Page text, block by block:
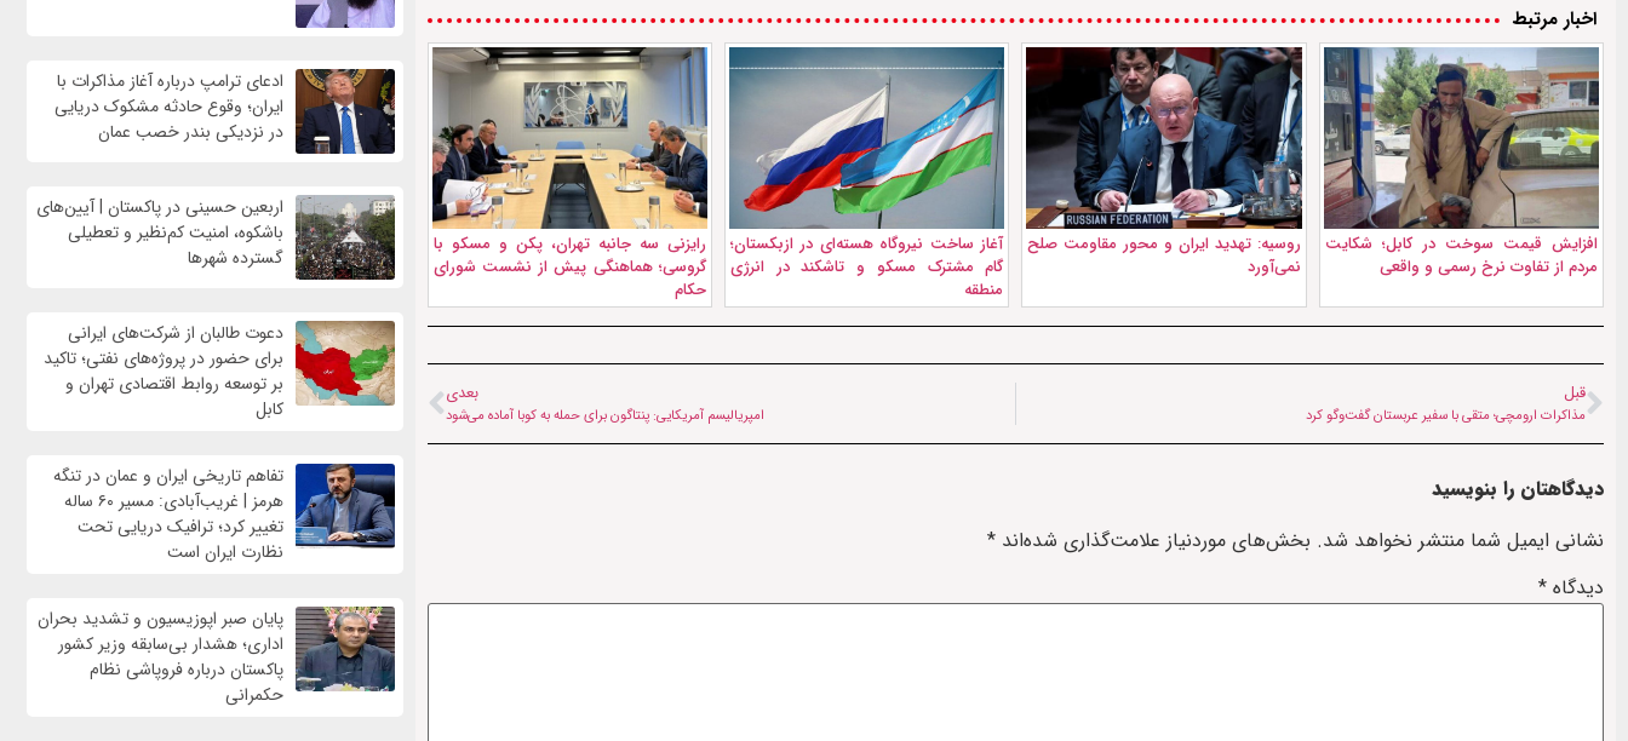
اخبار مرتبط
افزایش قیمت سوخت در کابل؛ شکایت
مردم از تفاوت نرخ رسمی و واقعی
روسیه: تهدید ایران و محور مقاومت صلح
نمی‌آورد
آغاز ساخت نیروگاه هسته‌ای در ازبکستان؛
گام مشترک مسکو و تاشکند در انرژی
منطقه
رایزنی سه جانبه تهران، پکن و مسکو با
گروسی؛ هماهنگی پیش از نشست شورای
حکام
قبل
مذاکرات ارومچی؛ متقی با سفیر عربستان گفت‌وگو کرد
بعدی
امپریالیسم آمریکایی: پنتاگون برای حمله به کوبا آماده می‌شود
دیدگاهتان را بنویسید
نشانی ایمیل شما منتشر نخواهد شد. بخش‌های موردنیاز علامت‌گذاری شده‌اند *
دیدگاه *
ادعای ترامپ درباره آغاز مذاکرات با
ایران؛ وقوع حادثه مشکوک دریایی
در نزدیکی بندر خصب عمان
اربعین حسینی در پاکستان | آیین‌های
باشکوه، امنیت کم‌نظیر و تعطیلی
گسترده شهرها
دعوت طالبان از شرکت‌های ایرانی
برای حضور در پروژه‌های نفتی؛ تاکید
بر توسعه روابط اقتصادی تهران و
کابل
تفاهم تاریخی ایران و عمان در تنگه
هرمز | غریب‌آبادی: مسیر ۶۰ ساله
تغییر کرد؛ ترافیک دریایی تحت
نظارت ایران است
پایان صبر اپوزیسیون و تشدید بحران
اداری؛ هشدار بی‌سابقه وزیر کشور
پاکستان درباره فروپاشی نظام
حکمرانی